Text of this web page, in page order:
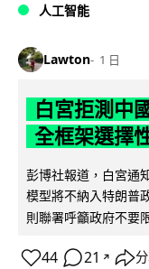
人工智能
Lawton 1 日
白宮拒測中
全框架選擇
彭博社報道，白宮通
模型將不納入特朗普
則聯署呼籲政府不要
44 21 ↗